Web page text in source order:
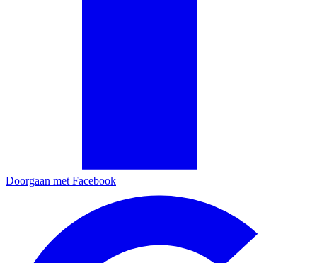
Doorgaan met Facebook